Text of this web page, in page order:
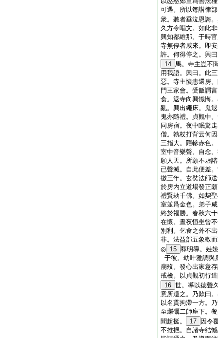
可遇。所以毎講律
衆。聽者垂泣恩誨
久方令唱文。如此
興知都維那。于時
寺無停者咸來。即
許。何得停之。興
14 馬。寺主豈不
用我語。興曰。此
惡。寺主憤恚還房
門王家會。受飯謂
食。返寺向興懺悔
亂。興出繩床。鬼
鬼亦隨禮。貞觀中
同房宿。夜中眠驚
僧。執杖打背云何
三指大。隱軫赤色
室中音樂聲。自念
願人天。所願不虚
已聲滅。自此便差
徽三年。玄奘法師
於房内立道場發正
禮賢劫千佛。如契
室並爲金色。弟子
終於福勝。春秋六
在懷。晝夜恒坐曾
別利。乞食之外不
非。法益部五象敬
◎ 15 釋明導。姓
于彼。幼叶雅調與
崩歿。發心出家意
戒檢。以貞觀初行
16 世。導以徳聲
意所遺之。乃歎曰
以名貫拘滯一方。
至爍礪二師座下。
聞超挺。
17
因令
不推挹。自諸寺結